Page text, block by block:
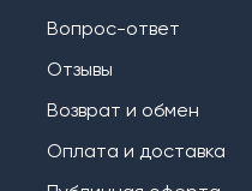
Вопрос-ответ
Отзывы
Возврат и обмен
Оплата и доставка